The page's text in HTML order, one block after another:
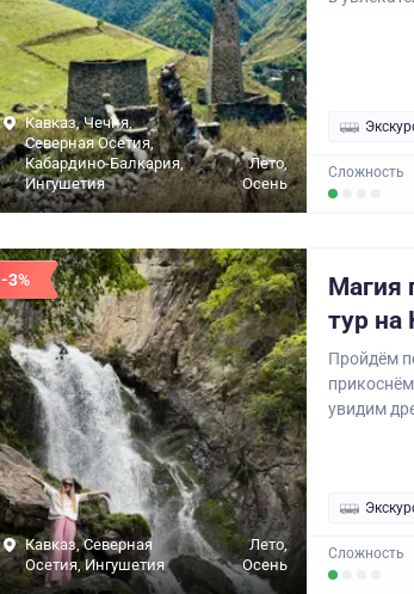
Кавказ, Чечня,
Северная Осетия,
Кабардино-Балкария,
Ингушетия
Лето,
Осень
Сложность
-3%
Кавказ, Северная
Осетия, Ингушетия
Лето,
Осень
Магия
тур на
Пройдём
увидим
Сложность